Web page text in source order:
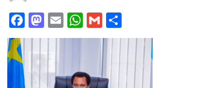
Facebook
Mastodon
EmailWhatsApp
Gmail